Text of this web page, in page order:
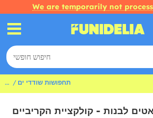
We are temporarily not
... תחפושות שודדי ים
לבנות - קולקציית הקריביים